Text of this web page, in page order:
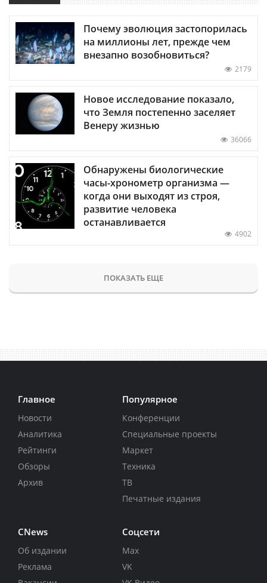
Почему эволюция застопорилась
на миллионы лет, прежде чем
внезапно возобновиться?
2179
Новое исследование показало,
что Земля постепенно заселяет
Венеру жизнью
36066
Обнаружены биологические
часы-хронометр организма —
когда они выходят из строя,
развитие человека
останавливается
4902
ПОКАЗАТЬ ЕЩЕ
Главное
Новости
Аналитика
Рейтинги
Обзоры
Архив
Популярное
Конференции
Специальные проекты
Маркет
Техника
ТВ
Печатные издания
CNews
Об издании
Реклама
Соцсети
Max
VK